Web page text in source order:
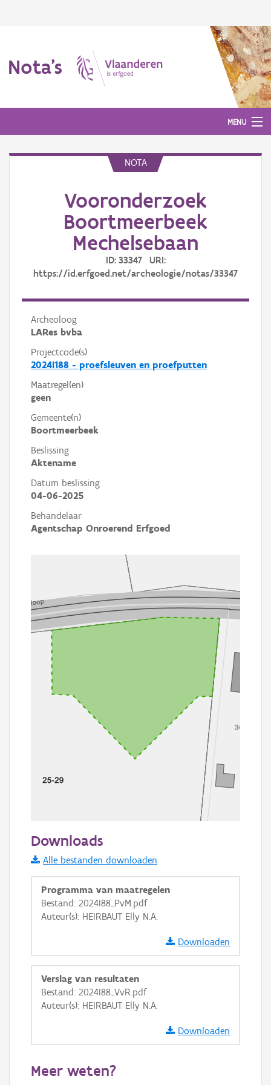
Nota's
MENU
NOTA
Vooronderzoek
Boortmeerbeek
Mechelsebaan
ID: 33347 URI:
https://id.erfgoed.net/archeologie/notas/33347
Archeoloog
LARes bvba
Projectcode(s)
2024I188 - proefsleuven en proefputten
Maatregel(en)
geen
Gemeente(n)
Boortmeerbeek
Beslissing
Aktename
Datum beslissing
04-06-2025
Behandelaar
Agentschap Onroerend Erfgoed
Informatie Vlaanderen
i
+ −
Basis Lagen
GRB-Basiskaart
Downloads
Alle bestanden downloaden
Programma van maatregelen
Bestand: 2024I88_PvM.pdf
Auteur(s): HEIRBAUT Elly N.A.
Downloaden
Verslag van resultaten
Bestand: 2024I88_VvR.pdf
Auteur(s): HEIRBAUT Elly N.A.
Downloaden
Meer weten?